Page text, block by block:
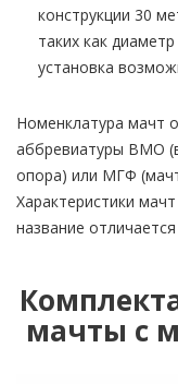
конструкции 30
таких как
установка
Номенклатура мачт
аббревиатуры ВМО
опора) или МГФ
Характеристики
название
мачты с